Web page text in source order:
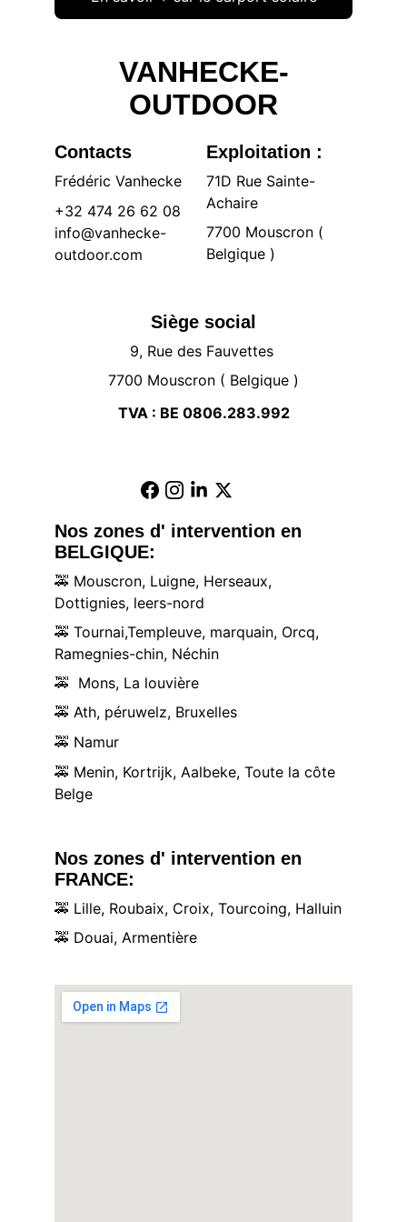
VANHECKE-
OUTDOOR
Siège social
9, Rue des Fauvettes
7700 Mouscron ( Belgique )
TVA : BE 0806.283.992
Contacts
Frédéric Vanhecke
+32 474 26 62 08
info@vanhecke-
outdoor.com
Nos zones d' intervention en
BELGIQUE:
🚕 Mouscron, Luigne, Herseaux,
Dottignies, leers-nord
🚕 Tournai,Templeuve, marquain, Orcq,
Ramegnies-chin, Néchin
🚕
  Mons, La louvière
🚕 Ath, péruwelz, Bruxelles
🚕 Namur
🚕 Menin, Kortrijk, Aalbeke, Toute la côte
Belge
Nos zones d' intervention en
FRANCE:
🚕 Lille, Roubaix, Croix, Tourcoing, Halluin
🚕 Douai, Armentière
Exploitation :
71D Rue Sainte-
Achaire
7700 Mouscron (
Belgique )